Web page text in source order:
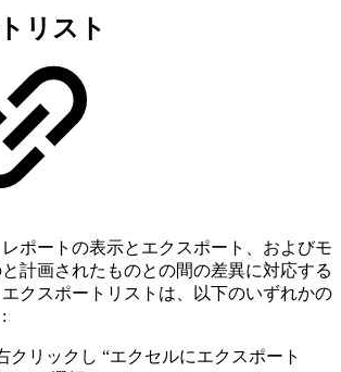
リスト
ポートの表示とエクスポート、およびモ
計画されたものとの間の差異に対応する
クスポートリストは、以下のいずれかの
クリックし “エクセルにエクスポート